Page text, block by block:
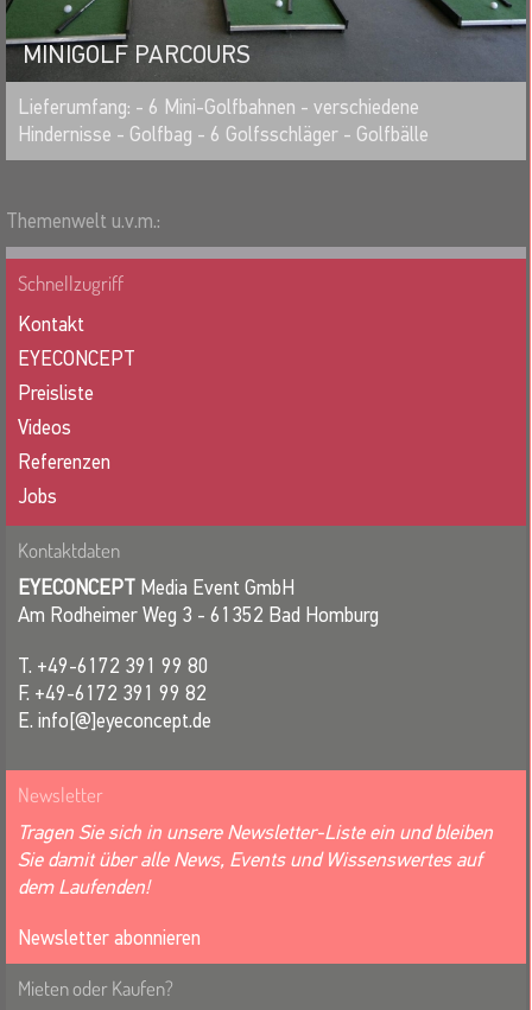
MINIGOLF PARCOURS
MERKEN
Lieferumfang: - 6 Mini-Golfbahnen - verschiedene
Hindernisse - Golfbag - 6 Golfsschläger - Golfbälle
Themenwelt u.v.m.:
Schnellzugriff
Kontakt
EYECONCEPT
Preisliste
Videos
Referenzen
Jobs
Kontaktdaten
EYECONCEPT Media Event GmbH
Am Rodheimer Weg 3 - 61352 Bad Homburg
T. +49-6172 391 99 80
F. +49-6172 391 99 82
E. info[@]eyeconcept.de
Newsletter
Tragen Sie sich in unsere Newsletter-Liste ein und bleiben
Sie damit über alle News, Events und Wissenswertes auf
dem Laufenden!
Newsletter abonnieren
Mieten oder Kaufen?